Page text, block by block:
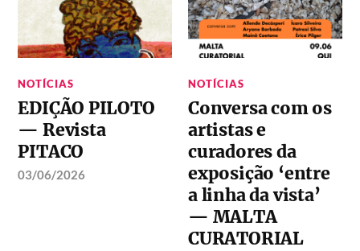
NOTÍCIAS
EDIÇÃO PILOTO
— Revista
PITACO
03/06/2026
NOTÍCIAS
Conversa com os
artistas e
curadores da
exposição ‘entre
a linha da vista’
— MALTA
CURATORIAL